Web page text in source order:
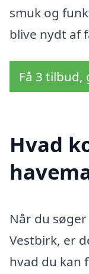
smuk og
blive nydt af
Få 3
Hvad
Når du
Vestbirk, er
hvad du kan